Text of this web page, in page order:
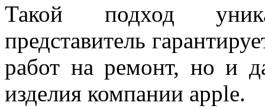
Такой подход
представитель
работ на ремонт, но и
изделия компании apple.